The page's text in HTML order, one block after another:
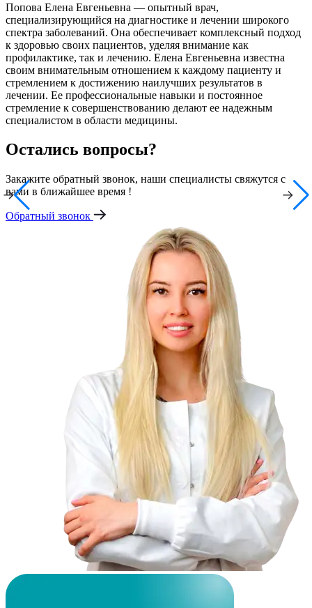
Попова Елена Евгеньевна — опытный врач,
специализирующийся на диагностике и лечении широкого
спектра заболеваний. Она обеспечивает комплексный подход
к здоровью своих пациентов, уделяя внимание как
профилактике, так и лечению. Елена Евгеньевна известна
своим внимательным отношением к каждому пациенту и
стремлением к достижению наилучших результатов в
лечении. Ее профессиональные навыки и постоянное
стремление к совершенствованию делают ее надежным
специалистом в области медицины.
Остались вопросы?
Закажите обратный звонок, наши специалисты свяжутся с
вами в ближайшее время !
Обратный звонок